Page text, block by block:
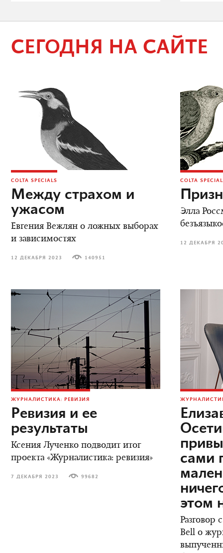
СЕГОДНЯ НА САЙТЕ
COLTA SPECIALS
Между страхом и
ужасом
Евгения Вежлян о ложных выборах
и зависимостях
12 ДЕКАБРЯ 2023 140951
COLTA
Элла
12 ДЕКАБРЯ
ЖУРНАЛИСТИКА: РЕВИЗИЯ
Ревизия и ее
результаты
Ксения Лученко подводит итог
проекта «Журналистика: ревизия»
7 ДЕКАБРЯ 2023 99682
сами
этом
Разговор
Bell о